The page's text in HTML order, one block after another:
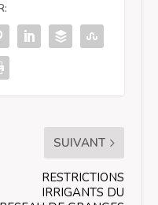
SUIVANT
RESTRICTIONS
IRRIGANTS DU